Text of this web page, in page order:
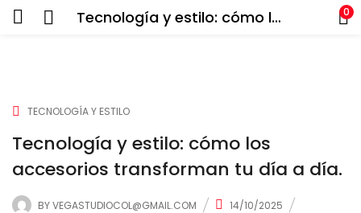
Tecnología y estilo: cómo los accesorios transforman tu día a día. 0
TECNOLOGÍA Y ESTILO
Tecnología y estilo: cómo los
accesorios transforman tu día a día.
BYVEGASTUDIOCOL@GMAIL.COM 14/10/2025